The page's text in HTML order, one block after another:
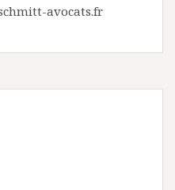
avocats.fr